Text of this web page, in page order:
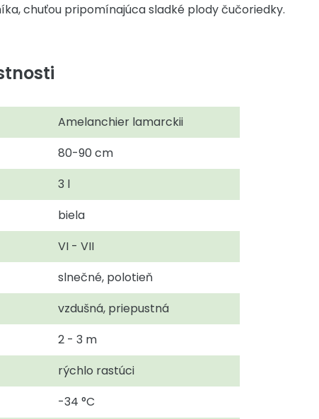
chuťou pripomínajúca sladké plody čučoriedky.
Amelanchier lamarckii
80-90 cm
3 l
biela
VI - VII
slnečné, polotieň
vzdušná, priepustná
2 - 3 m
rýchlo rastúci
-34 °C